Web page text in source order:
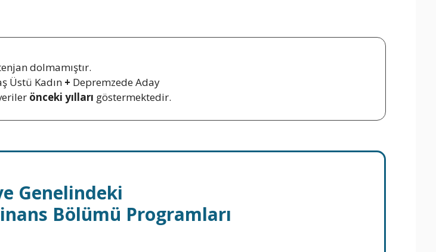
dolmamıştır.
Üstü Kadın + Depremzede Aday
önceki yılları göstermektedir.
Genelindeki
Bölümü Programları